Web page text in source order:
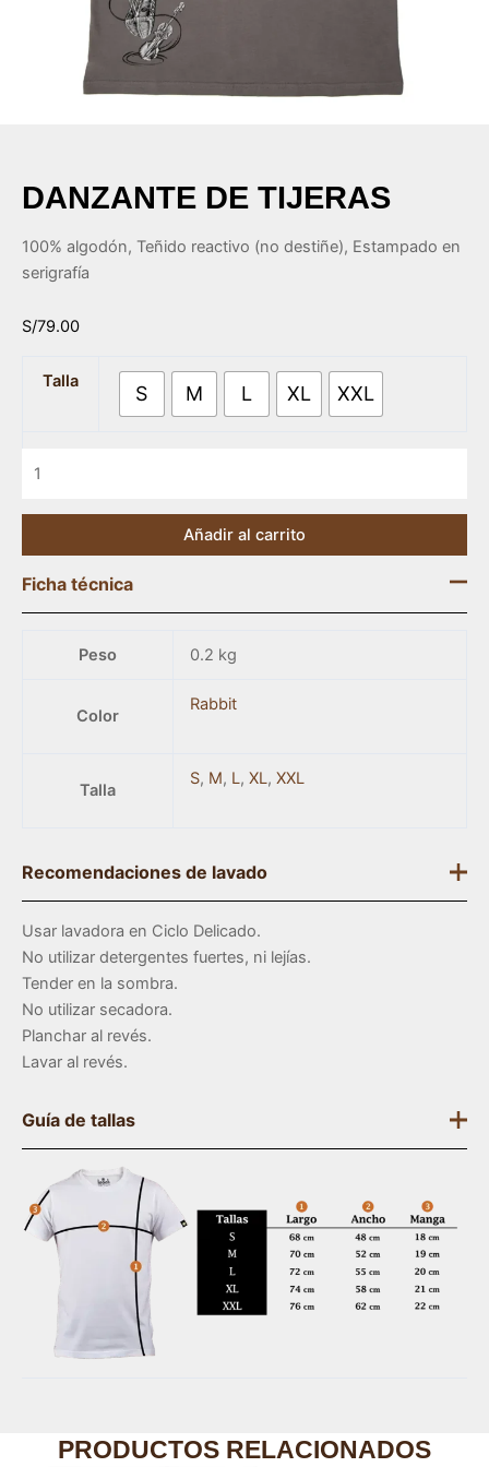
DANZANTE DE TIJERAS
100% algodón, Teñido reactivo (no destiñe), Estampado en
serigrafía
S/79.00
Talla
S M L XL XXL
Añadir al carrito
Ficha técnica
Peso 0.2 kg
Color
Rabbit
Talla
S, M, L, XL, XXL
Recomendaciones de lavado
Usar lavadora en Ciclo Delicado.
No utilizar detergentes fuertes, ni lejías.
Tender en la sombra.
No utilizar secadora.
Planchar al revés.
Lavar al revés.
Guía de tallas
PRODUCTOS RELACIONADOS